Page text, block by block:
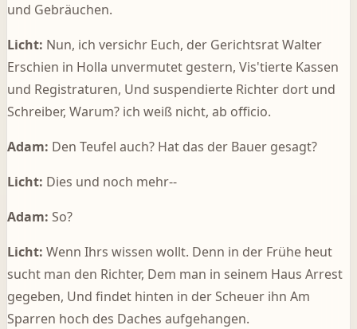
und Gebräuchen.
Licht: Nun, ich versichr Euch, der Gerichtsrat Walter
Erschien in Holla unvermutet gestern, Vis'tierte Kassen
und Registraturen, Und suspendierte Richter dort und
Schreiber, Warum? ich weiß nicht, ab officio.
Adam: Den Teufel auch? Hat das der Bauer gesagt?
Licht: Dies und noch mehr--
Adam: So?
Licht: Wenn Ihrs wissen wollt. Denn in der Frühe heut
sucht man den Richter, Dem man in seinem Haus Arrest
gegeben, Und findet hinten in der Scheuer ihn Am
Sparren hoch des Daches aufgehangen.